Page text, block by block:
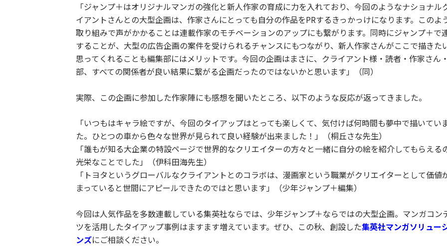
「ジャンプ＋はオリジナルマンガの強化と新人作家の育成に力を入れており、今回のようなナショナル
イアントさんとの大型企画は、作家さんにとっても自分の作品をPRするきっかっけになります。このよ
取り組みで声がかかることは連載作家のモチベーションのアップにも繋がります。同時にジャンプ＋で
することが、大型の広告企画の案件を受けられるチャンスにもつながり、新人作家さんがここで描きた
思ってくれることも編集部にはメリットです。今回の企画はまさに、クライアント様・読者・作家さん
部、すべての関係者が良い結果に繋がる企画だったのではないかと思います」（同）
実際、この企画に参加した作家陣にも感想を聞いたところ、以下のような反応が返ってきました。
「いつもはキャラ絵ですが、今回のタイアップはとっても楽しくて、気付けば何時間も夢中で描いてい
た。ひとつの車から色々な世界が見られて良い経験が出来ました！」（桐丘さな先生）
「誰もが知る大企業の特設ページで世界的なクリエイターの方々と一緒に自分の絵を紹介してもらえる
光栄なことでした」（伊科田海先生）
「トヨタというグローバルなクライアントとのコラボは、漫画家という職業がクリエイターとして価値
まっていると世間にアピールできたのではと思います」（少年ジャンプ＋編集）
今回は人気作品を多数連載している集英社ならでは、少年ジャンプ＋ならではの大型企画。マンガコン
ツを活用したタイアップ事例はますます増えています。ぜひ、この秋、創設した集英社マンガソリュー
ンズにご相談ください。